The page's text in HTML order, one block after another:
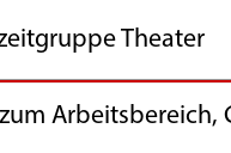
Theater